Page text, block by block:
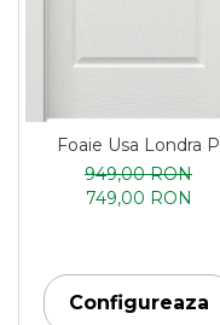
Foaie Usa Londra P
949,00 RON
749,00 RON
Configureaza